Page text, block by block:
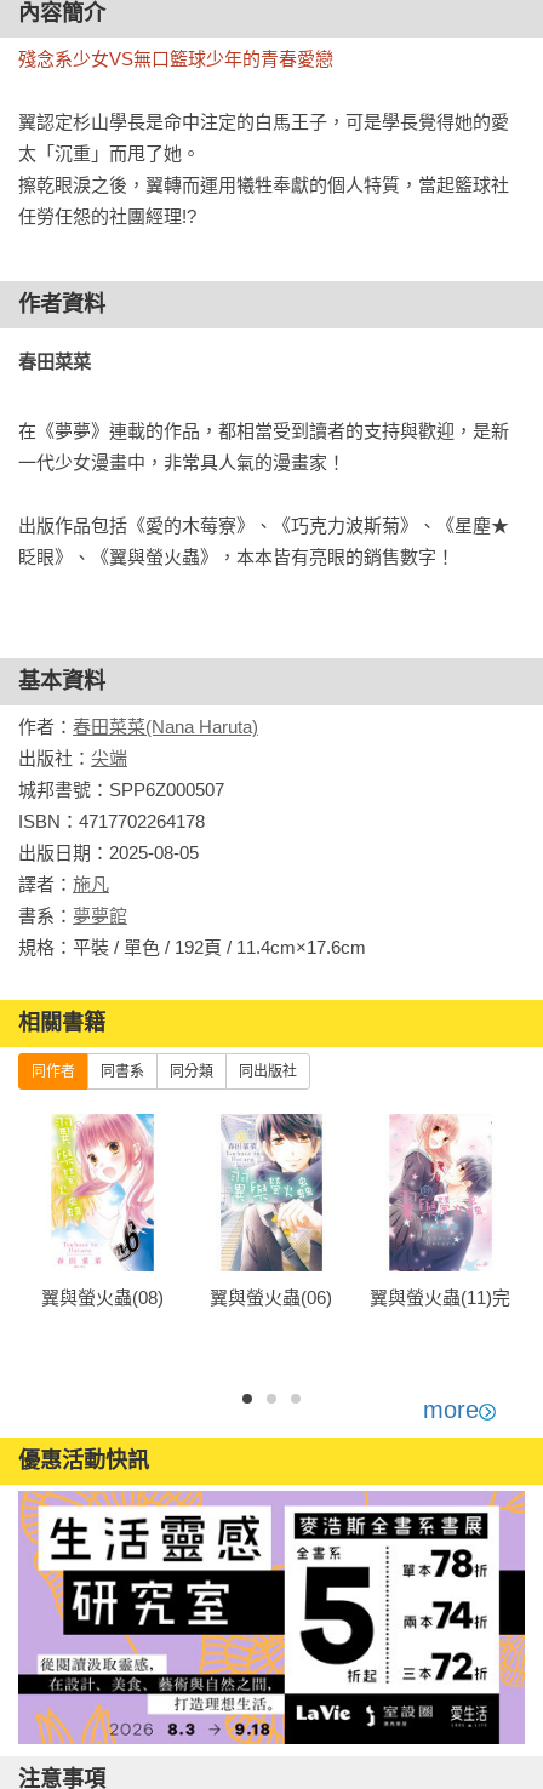
內容簡介
殘念系少女VS無口籃球少年的青春愛戀
翼認定杉山學長是命中注定的白馬王子，可是學長覺得她的愛
太「沉重」而甩了她。
擦乾眼淚之後，翼轉而運用犧牲奉獻的個人特質，當起籃球社
任勞任怨的社團經理!?
作者資料
春田菜菜
在《夢夢》連載的作品，都相當受到讀者的支持與歡迎，是新
一代少女漫畫中，非常具人氣的漫畫家！
出版作品包括《愛的木莓寮》、《巧克力波斯菊》、《星塵★
眨眼》、《翼與螢火蟲》，本本皆有亮眼的銷售數字！
基本資料
作者： 春田菜菜(Nana Haruta)
出版社： 尖端
城邦書號：SPP6Z000507
ISBN：4717702264178
出版日期：2025-08-05
譯者： 施凡
書系： 夢夢館
規格：平裝 / 單色 / 192頁 / 11.4cm×17.6cm
相關書籍
同作者 同書系 同分類 同出版社
翼與螢火蟲(08) 翼與螢火蟲(06) 翼與螢火蟲(11)完
more
優惠活動快訊
注意事項